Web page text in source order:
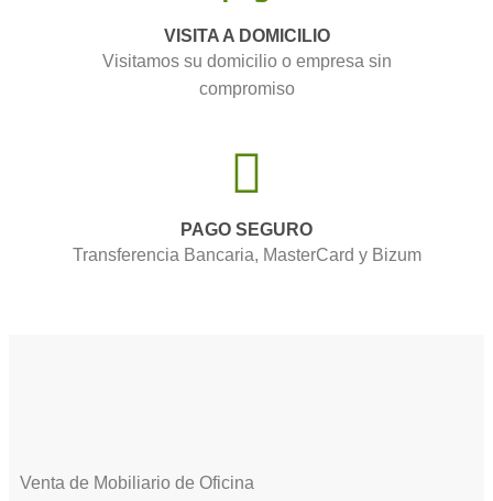
VISITA A DOMICILIO
Visitamos su domicilio o empresa sin
compromiso
PAGO SEGURO
Transferencia Bancaria, MasterCard y Bizum
Venta de Mobiliario de Oficina